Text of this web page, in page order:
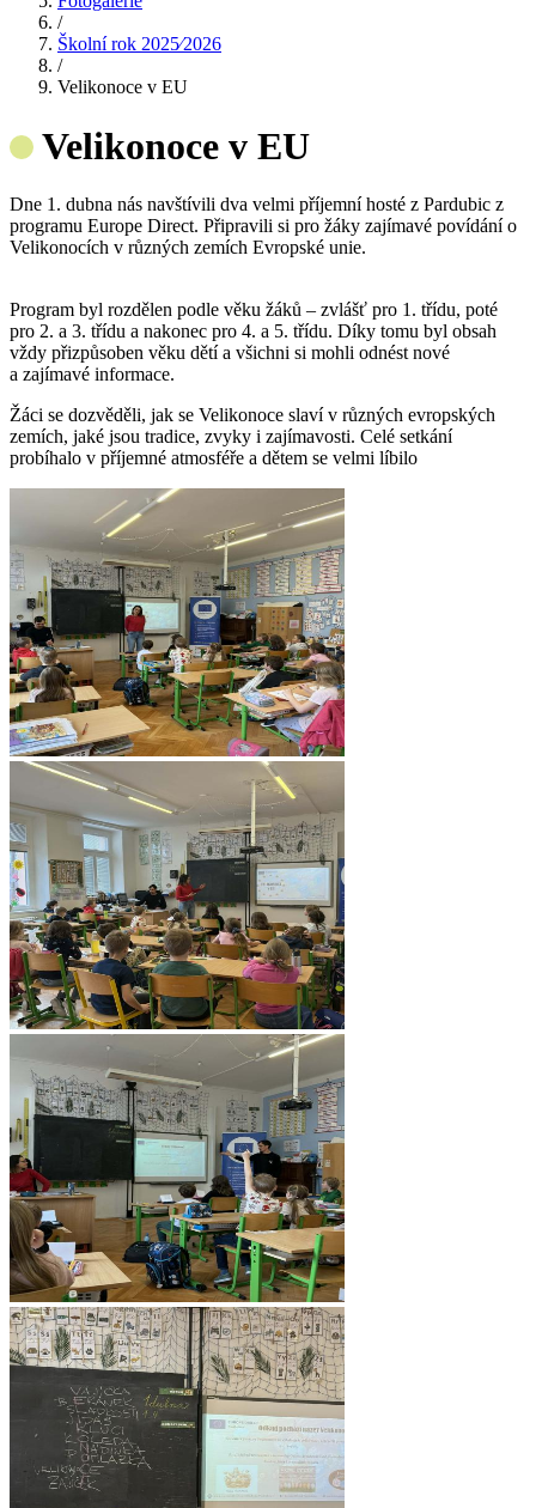
/
Školní rok 2025⁄2026
/
Velikonoce v EU
Velikonoce v EU
Dne 1. dubna nás navštívili dva velmi příjemní hosté z Pardubic z
programu Europe Direct. Připravili si pro žáky zajímavé povídání o
Velikonocích v různých zemích Evropské unie.
Program byl rozdělen podle věku žáků – zvlášť pro 1. třídu, poté
pro 2. a 3. třídu a nakonec pro 4. a 5. třídu. Díky tomu byl obsah
vždy přizpůsoben věku dětí a všichni si mohli odnést nové
a zajímavé informace.
Žáci se dozvěděli, jak se Velikonoce slaví v různých evropských
zemích, jaké jsou tradice, zvyky i zajímavosti. Celé setkání
probíhalo v příjemné atmosféře a dětem se velmi líbilo